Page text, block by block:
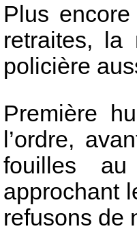
Plus
retraites, la
policière
Première
l’ordre,
fouilles
approchant
refusons de